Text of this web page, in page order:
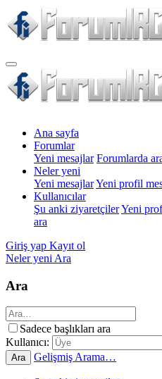
Ana sayfa
Forumlar
Yeni mesajlar Forumlarda
Neler yeni
Yeni mesajlarYeni profil
Kullanıcılar
Şu anki ziyaretçilerYeni
ara
Giriş yap Kayıt ol
Neler yeni Ara
Ara
Sadece başlıkları ara
Kullanıcı:
Ara Gelişmiş Arama…